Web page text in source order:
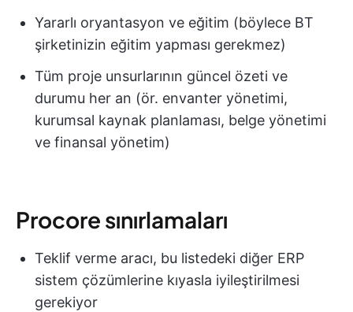
Yararlı oryantasyon ve eğitim (böylece BT
şirketinizin eğitim yapması gerekmez)
Tüm proje unsurlarının güncel özeti ve
durumu her an (ör. envanter yönetimi,
kurumsal kaynak planlaması, belge yönetimi
ve finansal yönetim)
Procore sınırlamaları
Teklif verme aracı, bu listedeki diğer ERP
sistem çözümlerine kıyasla iyileştirilmesi
gerekiyor